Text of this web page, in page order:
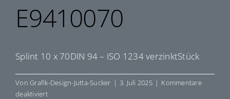
E9410070
Splint 10 x 70DIN 94 – ISO 1234 verzinktStück
VonGrafik-Design-Jutta-Sucker | 3. Juli 2025 | Kommentare
deaktiviertfür